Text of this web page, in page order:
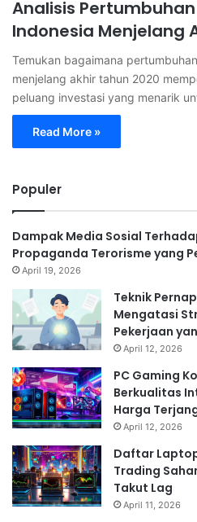
Analisis
Indonesia Menjelang
Temukan bagaimana
menjelang akhir tahun 2020
peluang investasi yang menarik
Read More »
Populer
Dampak Media Sosial
Propaganda Terorisme yang
April 19, 2026
Teknik
Mengatasi
Pekerjaan
April 12, 2026
PC Gaming
Berkualitas
Harga
April 12, 2026
Daftar
Trading
Takut Lag
April 11, 2026